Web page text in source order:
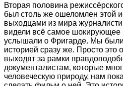
Вторая половина
был столь же ошеломлен этой
выходцами из мира
видели всё самое
услышали о Фригарде. Мы были
историей сразу же. Просто это
выходят за рамки
документалистам, которые
человеческую природу, нам